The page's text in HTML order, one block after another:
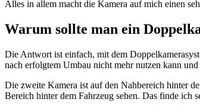
Alles in allem macht die Kamera auf mich einen
Warum sollte man ein
Die Antwort ist einfach, mit dem
nach erfolgtem Umbau nicht mehr nutzen kann
Die zweite Kamera ist auf den Nahbereich hinter
Bereich hinter dem Fahrzeug sehen. Das finde ich